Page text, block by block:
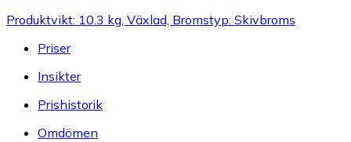
Produktvikt: 10.3 kg, Växlad, Bromstyp: Skivbroms
Priser
Insikter
Prishistorik
Omdömen